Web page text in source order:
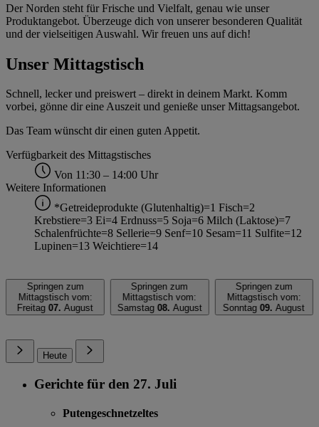
Der Norden steht für Frische und Vielfalt, genau wie unser
Produktangebot. Überzeuge dich von unserer besonderen Qualität
und der vielseitigen Auswahl. Wir freuen uns auf dich!
Unser Mittagstisch
Schnell, lecker und preiswert – direkt in deinem Markt. Komm
vorbei, gönne dir eine Auszeit und genieße unser Mittagsangebot.
Das Team wünscht dir einen guten Appetit.
Verfügbarkeit des Mittagstisches
Von 11:30 – 14:00 Uhr
Weitere Informationen
*Getreideprodukte (Glutenhaltig)=1 Fisch=2
Krebstiere=3 Ei=4 Erdnuss=5 Soja=6 Milch (Laktose)=7
Schalenfrüchte=8 Sellerie=9 Senf=10 Sesam=11 Sulfite=12
Lupinen=13 Weichtiere=14
Springen zum
Mittagstisch vom:
Freitag 07. August
Springen zum
Mittagstisch vom:
Samstag 08. August
Springen zum
Mittagstisch vom:
Sonntag 09. August
Heute
Gerichte für den 27. Juli
Putengeschnetzeltes